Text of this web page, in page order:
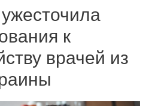
к
врачей из